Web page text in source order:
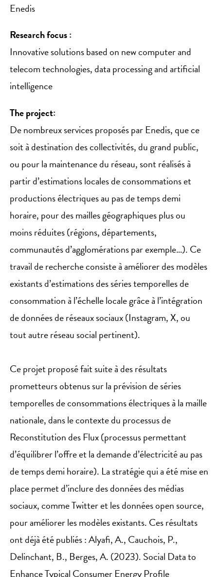
Enedis
Research focus :
Innovative solutions based on new computer and
telecom technologies, data processing and artificial
intelligence
The project:
De nombreux services proposés par Enedis, que ce
soit à destination des collectivités, du grand public,
ou pour la maintenance du réseau, sont réalisés à
partir d’estimations locales de consommations et
productions électriques au pas de temps demi
horaire, pour des mailles géographiques plus ou
moins réduites (régions, départements,
communautés d’agglomérations par exemple…). Ce
travail de recherche consiste à améliorer des modèles
existants d’estimations des séries temporelles de
consommation à l’échelle locale grâce à l’intégration
de données de réseaux sociaux (Instagram, X, ou
tout autre réseau social pertinent).
Ce projet proposé fait suite à des résultats
prometteurs obtenus sur la prévision de séries
temporelles de consommations électriques à la maille
nationale, dans le contexte du processus de
Reconstitution des Flux (processus permettant
d’équilibrer l’offre et la demande d’électricité au pas
de temps demi horaire). La stratégie qui a été mise en
place permet d’inclure des données des médias
sociaux, comme Twitter et les données open source,
pour améliorer les modèles existants. Ces résultats
ont déjà été publiés : Alyafi, A., Cauchois, P.,
Delinchant, B., Berges, A. (2023). Social Data to
Enhance Typical Consumer Energy Profile